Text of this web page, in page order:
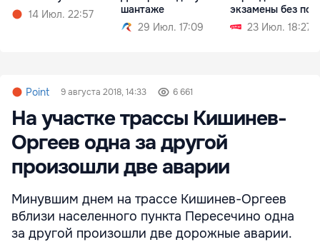
14 Июл. 22:57
шантаже
29 Июл. 17:09
экзамены без
стипендии
23 Июл. 18:27
Point 9 августа 2018, 14:33 6 661
На участке трассы Кишинев-
Оргеев одна за другой
произошли две аварии
Минувшим днем на трассе Кишинев-Оргеев
вблизи населенного пункта Пересечино одна
за другой произошли две дорожные аварии.